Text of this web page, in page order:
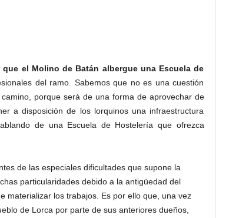
el Molino de Batán albergue una Escuela de
del ramo. Sabemos que no es una cuestión
porque será de una forma de aprovechar de
a disposición de los lorquinos una infraestructura
de una Escuela de Hostelería que ofrezca
de las especiales dificultades que supone la
particularidades debido a la antigüedad del
materializar los trabajos. Es por ello que, una vez
de Lorca por parte de sus anteriores dueños,